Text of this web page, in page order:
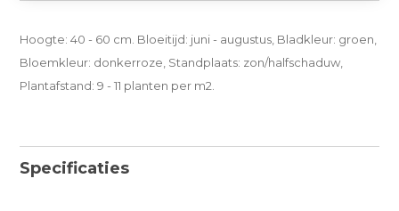
Hoogte: 40 - 60 cm. Bloeitijd: juni - augustus, Bladkleur: groen,
Bloemkleur: donkerroze, Standplaats: zon/halfschaduw,
Plantafstand: 9 - 11 planten per m2.
Specificaties